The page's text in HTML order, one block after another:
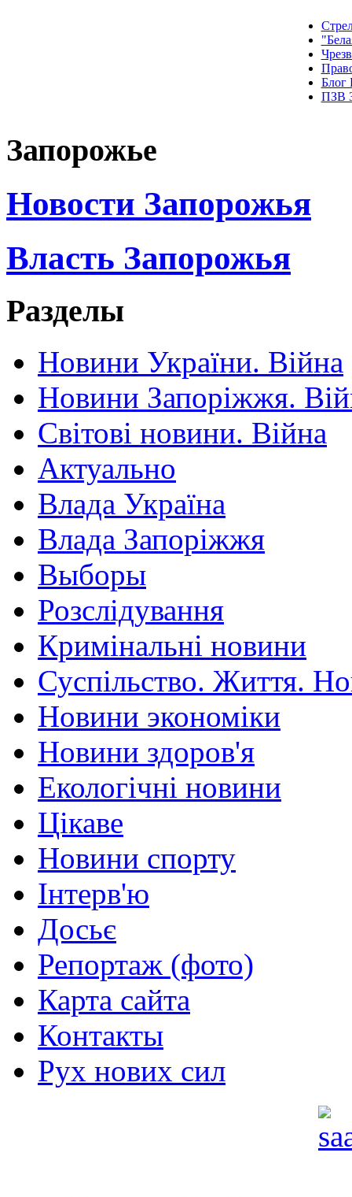
Блог
ПЗВ
Запорожье
Новости Запорожья
Власть Запорожья
Разделы
Новини України. Війна
Новини Запоріжжя.
Світові новини. Війна
Актуально
Влада Україна
Влада Запоріжжя
Выборы
Розслідування
Кримінальні новини
Суспільство. Життя.
Новини экономіки
Новини здоров'я
Екологічні новини
Цікаве
Новини спорту
Інтерв'ю
Досьє
Репортаж (фото)
Карта сайта
Контакты
Рух нових сил